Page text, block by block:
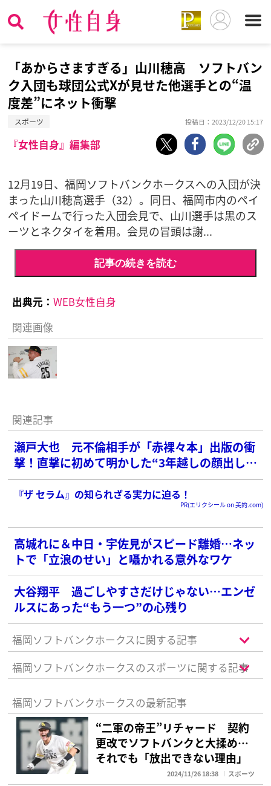
「あからさますぎる」山川穂高 ソフトバン
ク入団も球団公式Xが見せた他選手との“温
度差”にネット衝撃
スポーツ 投稿日：2023/12/20 15:17
『女性自身』編集部
12月19日、福岡ソフトバンクホークスへの入団が決
まった山川穂高選手（32）。同日、福岡市内のペイ
ペイドームで行った入団会見で、山川選手は黒のス
ーツとネクタイを着用。会見の冒頭は謝...
記事の続きを読む
出典元： WEB女性自身
関連画像
関連記事
瀬戸大也 元不倫相手が「赤裸々本」出版の衝
撃！直撃に初めて明かした“3年越しの顔出し登
場”の理由
『ザ セラム』の知られざる実力に迫る！
PR(エリクシール on 美的.com)
高城れに＆中日・宇佐見がスピード離婚…ネッ
トで「立浪のせい」と囁かれる意外なワケ
大谷翔平 過ごしやすさだけじゃない…エンゼ
ルスにあった“もう一つ”の心残り
福岡ソフトバンクホークスに関する記事
福岡ソフトバンクホークスのスポーツに関する記事
福岡ソフトバンクホークスの最新記事
“二軍の帝王”リチャード 契約
更改でソフトバンクと大揉め…
それでも「放出できない理由」
2024/11/26 18:38 スポーツ